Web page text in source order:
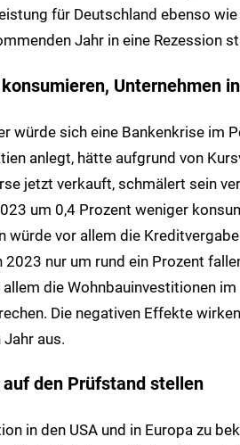
für Deutschland ebenso
Jahr in eine Rezession
Unternehmen
würde sich eine Bankenkrise im
anlegt, hätte aufgrund von
jetzt verkauft, schmälert sein
um 0,4 Prozent weniger
würde vor allem die
2023 nur um rund ein Prozent
allem die Wohnbauinvestitionen
Die negativen Effekte
aus.
den Prüfstand stellen
in den USA und in Europa zu